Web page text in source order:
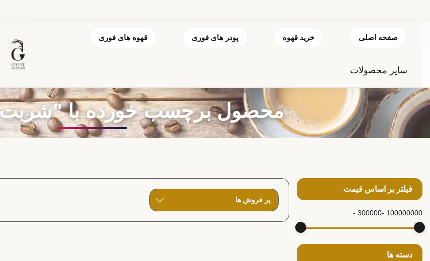
صفحه اصلی خرید قهوه پودر های فوری قهوه های فوری
سایر محصولات
محصول برچسب خورده با
فیلتر بر اساس قیمت
300000 - 100000000 -
دسته ها